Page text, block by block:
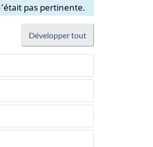
pas pertinente.
Développer tout